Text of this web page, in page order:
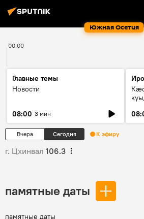
Южная Осетия
00:00
Главные темы
Новости
08:00 3 мин
Вчера Сегодня К эфиру
г. Цхинвал 106.3
памятные даты
памятные даты